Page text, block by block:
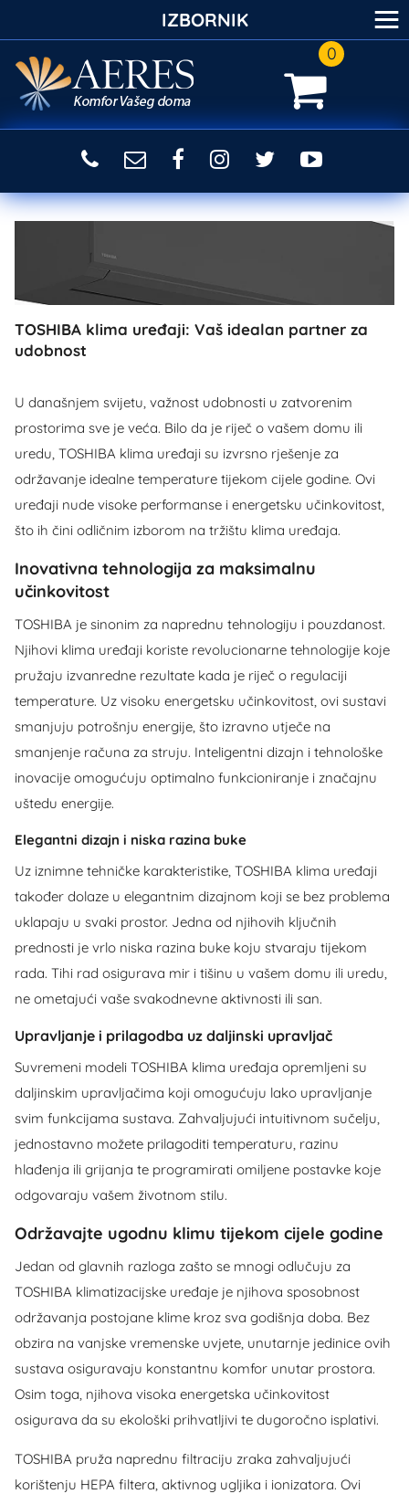
0
TOSHIBA klima uređaji: Vaš idealan partner za
udobnost
U današnjem svijetu, važnost udobnosti u zatvorenim
prostorima sve je veća. Bilo da je riječ o vašem domu ili
uredu, TOSHIBA klima uređaji su izvrsno rješenje za
održavanje idealne temperature tijekom cijele godine. Ovi
uređaji nude visoke performanse i energetsku učinkovitost,
što ih čini odličnim izborom na tržištu klima uređaja.
Inovativna tehnologija za maksimalnu
učinkovitost
TOSHIBA je sinonim za naprednu tehnologiju i pouzdanost.
Njihovi klima uređaji koriste revolucionarne tehnologije koje
pružaju izvanredne rezultate kada je riječ o regulaciji
temperature. Uz visoku energetsku učinkovitost, ovi sustavi
smanjuju potrošnju energije, što izravno utječe na
smanjenje računa za struju. Inteligentni dizajn i tehnološke
inovacije omogućuju optimalno funkcioniranje i značajnu
uštedu energije.
Elegantni dizajn i niska razina buke
Uz iznimne tehničke karakteristike, TOSHIBA klima uređaji
također dolaze u elegantnim dizajnom koji se bez problema
uklapaju u svaki prostor. Jedna od njihovih ključnih
prednosti je vrlo niska razina buke koju stvaraju tijekom
rada. Tihi rad osigurava mir i tišinu u vašem domu ili uredu,
ne ometajući vaše svakodnevne aktivnosti ili san.
Upravljanje i prilagodba uz daljinski upravljač
Suvremeni modeli TOSHIBA klima uređaja opremljeni su
daljinskim upravljačima koji omogućuju lako upravljanje
svim funkcijama sustava. Zahvaljujući intuitivnom sučelju,
jednostavno možete prilagoditi temperaturu, razinu
hlađenja ili grijanja te programirati omiljene postavke koje
odgovaraju vašem životnom stilu.
Održavajte ugodnu klimu tijekom cijele godine
Jedan od glavnih razloga zašto se mnogi odlučuju za
TOSHIBA klimatizacijske uređaje je njihova sposobnost
održavanja postojane klime kroz sva godišnja doba. Bez
obzira na vanjske vremenske uvjete, unutarnje jedinice ovih
sustava osiguravaju konstantnu komfor unutar prostora.
Osim toga, njihova visoka energetska učinkovitost
osigurava da su ekološki prihvatljivi te dugoročno isplativi.
TOSHIBA pruža naprednu filtraciju zraka zahvaljujući
korištenju HEPA filtera, aktivnog ugljika i ionizatora. Ovi
IZBORNIK ≡